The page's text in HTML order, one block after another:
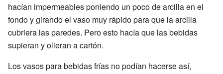
hacían impermeables poniendo un poco de arcilla en el
fondo y girando el vaso muy rápido para que la arcilla
cubriera las paredes. Pero esto hacía que las bebidas
supieran y olieran a cartón.
Los vasos para bebidas frías no podían hacerse así,